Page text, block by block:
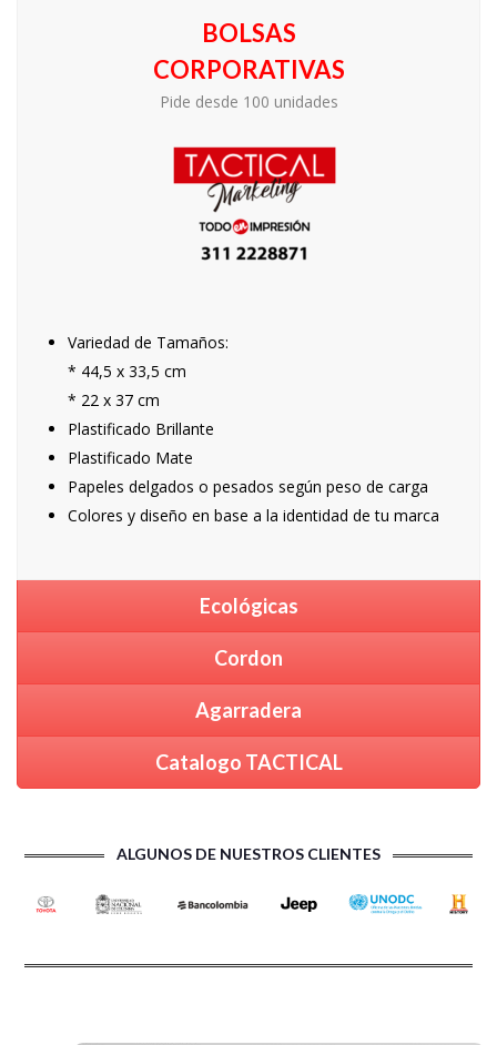
BOLSAS
CORPORATIVAS
Pide desde 100 unidades
Variedad de Tamaños:
* 44,5 x 33,5 cm
* 22 x 37 cm
Plastificado Brillante
Plastificado Mate
Papeles delgados o pesados según peso de carga
Colores y diseño en base a la identidad de tu marca
Ecológicas
Cordon
Agarradera
Catalogo TACTICAL
ALGUNOS DE NUESTROS CLIENTES